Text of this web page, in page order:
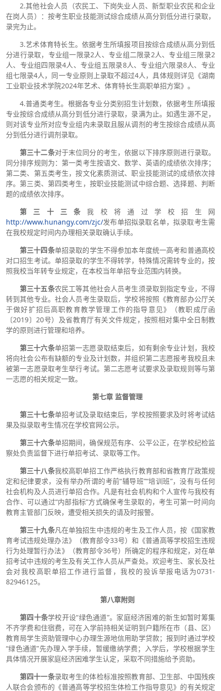
2.其他社会人员（农民工、下岗失业人员、新型职业农民和企业
在岗人员）：按考生职业技能测试综合成绩从高分到低分进行录取，
录完为止。
3.艺术体育特长生。依据考生所填报项目按综合成绩从高分到低
分进行录取，专业组一限录2人、专业组二限录2人、专业组三限录2
人、专业组四限录4人、专业组五限录8人、专业组六限录8人、专业
组七限录4人，同一专业原则上录取不超过4人，具体规则详见《湖南
工业职业技术学院2024年艺术、体育特长生高职单招方案》。
4.普通类考生。根据各专业分类别招生计划数，依据考生所填报
专业按综合成绩从高分到低分进行录取，录满为止。如遇生源不足，
则对该专业所对应专业组内未录取且服从调剂的考生按综合成绩从高
分到低分进行调剂录取。
第三十二条对于末位同分的考生，依据以下排序原则进行录取。
同分排序规则为：第一类考生按语文、数学、英语的成绩依次排序；
第二类、第五类考生，按文化素质测试、职业技能测试的成绩依次排
序。第三类、第四类考生，按职业技能测试中综合题、选择题、判断
题的成绩依次排序。
第三十三条我校将通过学校招生网
http://www.hunangy.com/zjc/发布单招拟录取名单，拟录取考生需
在我校规定时间内办理相关录取确认手续。
第三十四条单招录取的学生不得参加本年度统一高考和普通高校
对口招生考试。单招录取的学生不得转学，特殊情况需转专业的，按
照我校当年转专业规定，在本校当年单招专业范围内转换。
第三十五条农民工等其他社会人员考生须录取到指定专业，不得
转到其他专业。社会人员考生录取后，学校将按照《教育部办公厅关
于做好扩招后高职教育教学管理工作的指导意见》（教职成厅函
〔2019〕20号）及省教育厅有关文件规定，按照相对集中全日制教
学的原则进行管理和培养。
第三十六条单招第一志愿录取结束后，如有剩余专业计划，我校
将向社会公布有缺额的专业及计划数，并组织第二志愿报考我校且未
被第一志愿录取考生举行考试。第二志愿考试要求及录取规则等与第
一志愿的相关规定一致。
第七章 监督管理
第三十七条单招考试及录取结束后，学校按照要求及时将考试结
果及拟录取考生情况在学校官网公示。
第三十六条单招期间，确保规范有序、公平公正，在学校纪检监
察处负责监督下进行单招考试、录取等工作。
第三十八条我校高职单招工作严格执行教育部和省教育厅政策规
定和纪律要求，没有举办所谓的考前“辅导班”“培训班”，没有与任何
社会机构及人员进行单招合作。凡是有社会机构和个人宣传与我校有
合作、可以通过“内部指标”方式确保考生录取的，考生可第一时间向
教育主管部门反映，遭受相关损失的请及时报警。
第三十九条凡在单独招生中违规的考生及工作人员，按《国家教
育考试违规处理办法》（教育部令33号）和《普通高等学校招生违规
行为处理暂行办法》（教育部令36号）所确定的程序和规定，对在单
招考试中违规的考生及有关工作人员从严查处。欢迎考生、家长及社
会对我校高职单招工作进行监督，我校的投诉举报电话为0731-
82946125。
第八章附则
第四十条学校开设“绿色通道”。家庭经济困难的新生如暂时筹集
不齐学费和住宿费，可在入学前持相关证明到户籍所在市（县、区）
教育局学生资助管理中心办理生源地信用助学贷款；报到时通过学校
“绿色通道”先办理入学手续，暂缓缴纳学费；入学后，学校根据学生
具体情况开展家庭经济困难学生认定，采取不同措施给予资助。
第四十一条录取考生的体检标准按照教育部、卫生部、中国残疾
人联合会颁布的《普通高等学校招生体检工作指导意见》的有关规定